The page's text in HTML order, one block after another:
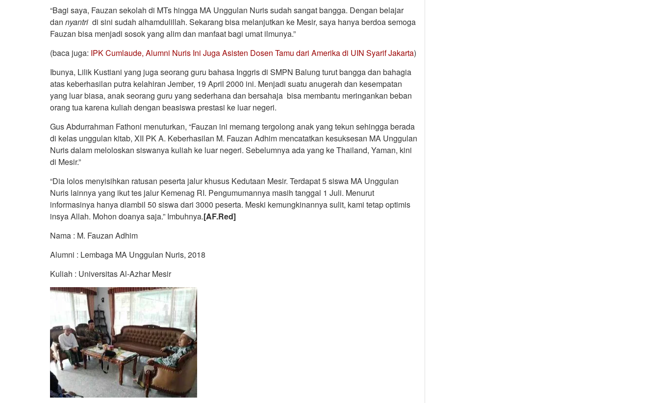
“Bagi saya, Fauzan sekolah di MTs hingga MA Unggulan Nuris sudah sangat bangga. Dengan belajar
dan nyantri di sini sudah alhamdulillah. Sekarang bisa melanjutkan ke Mesir, saya hanya berdoa semoga
Fauzan bisa menjadi sosok yang alim dan manfaat bagi umat ilmunya.”
(baca juga: IPK Cumlaude, Alumni Nuris Ini Juga Asisten Dosen Tamu dari Amerika di UIN Syarif Jakarta)
Ibunya, Lilik Kustiani yang juga seorang guru bahasa Inggris di SMPN Balung turut bangga dan bahagia
atas keberhasilan putra kelahiran Jember, 19 April 2000 ini. Menjadi suatu anugerah dan kesempatan
yang luar biasa, anak seorang guru yang sederhana dan bersahaja bisa membantu meringankan beban
orang tua karena kuliah dengan beasiswa prestasi ke luar negeri.
Gus Abdurrahman Fathoni menuturkan, “Fauzan ini memang tergolong anak yang tekun sehingga berada
di kelas unggulan kitab, XII PK A. Keberhasilan M. Fauzan Adhim mencatatkan kesuksesan MA Unggulan
Nuris dalam meloloskan siswanya kuliah ke luar negeri. Sebelumnya ada yang ke Thailand, Yaman, kini
di Mesir.”
“Dia lolos menyisihkan ratusan peserta jalur khusus Kedutaan Mesir. Terdapat 5 siswa MA Unggulan
Nuris lainnya yang ikut tes jalur Kemenag RI. Pengumumannya masih tanggal 1 Juli. Menurut
informasinya hanya diambil 50 siswa dari 3000 peserta. Meski kemungkinannya sulit, kami tetap optimis
insya Allah. Mohon doanya saja.” Imbuhnya.[AF.Red]
Nama : M. Fauzan Adhim
Alumni : Lembaga MA Unggulan Nuris, 2018
Kuliah : Universitas Al-Azhar Mesir